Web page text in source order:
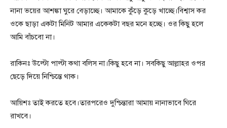
নানা ভয়ের আশঙ্কা ঘুরে বেড়াচ্ছে। আমাকে কুঁড়ে কুড়ে খাচ্ছে।বিশ্বাস কর
ওকে ছাড়া একটা মিনিট আমার একেকটা বছর মনে হচ্ছে। ওর কিছু হলে
আমি বাঁচবো না।
রাকিনঃ উল্টো পাল্টা কথা বলিস না।কিছু হবে না। সবকিছু আল্লাহর ওপর
ছেড়ে দিয়ে নিশ্চিন্তে থাক।
আয়িশঃ তাই করতে হবে।তারপরেও দুশ্চিন্তারা আমায় নানাভাবে ঘিরে
রাখবে।